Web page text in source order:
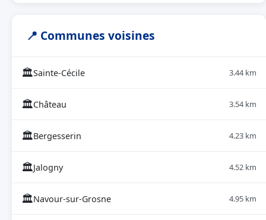
📍 Communes voisines
🏛Sainte-Cécile 3.44 km
🏛Château 3.54 km
🏛Bergesserin 4.23 km
🏛Jalogny 4.52 km
🏛Navour-sur-Grosne 4.95 km